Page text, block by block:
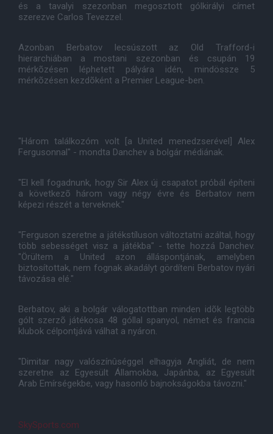
és a tavalyi szezonban megosztott gólkirályi címet
szerezve Carlos Tevezzel.
Azonban Berbatov lecsúszott az Old Trafford-i
hierarchiában a mostani szezonban és csupán 19
mérkõzésen léphetett pályára idén, mindössze 5
mérkõzésen kezdõként a Premier League-ben.
"Három találkozóm volt [a United menedzserével] Alex
Fergusonnal" - mondta Danchev a bolgár médiának.
"El kell fogadnunk, hogy Sir Alex új csapatot próbál építeni
a következõ három vagy négy évre és Berbatov nem
képezi részét a terveknek."
"Ferguson szeretne a játékstíluson változtatni azáltal, hogy
több sebességet visz a játékba" - tette hozzá Danchev.
"Örültem a United azon álláspontjának, amelyben
biztosítottak, nem fognak akadályt gördíteni Berbatov nyári
távozása elé."
Berbatov, aki a bolgár válogatottban minden idõk legtöbb
gólt szerzõ játékosa 48 góllal spanyol, német és francia
klubok célpontjává válhat a nyáron.
"Dimitar nagy valószínûséggel elhagyja Angliát, de nem
szeretne az Egyesült Államokba, Japánba, az Egyesült
Arab Emírségekbe, vagy hasonló bajnokságokba távozni."
SkySports.com